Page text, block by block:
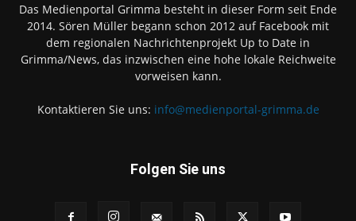
Das Medienportal Grimma besteht in dieser Form seit Ende
2014. Sören Müller begann schon 2012 auf Facebook mit
dem regionalen Nachrichtenprojekt Up to Date in
Grimma/News, das inzwischen eine hohe lokale Reichweite
vorweisen kann.
Kontaktieren Sie uns: info@medienportal-grimma.de
Folgen Sie uns